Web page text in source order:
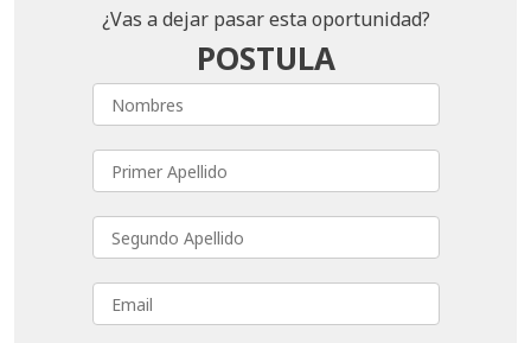
¿Vas a dejar pasar esta oportunidad?
POSTULA